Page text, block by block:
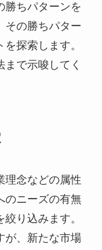
勝ちパターンを
その勝ちパター
探索します。
で示唆してく
理念などの属性
のニーズの有無
り込みます。
が、新たな市場